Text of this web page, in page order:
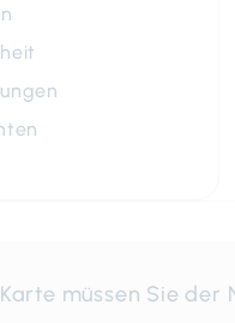
müssen Sie der